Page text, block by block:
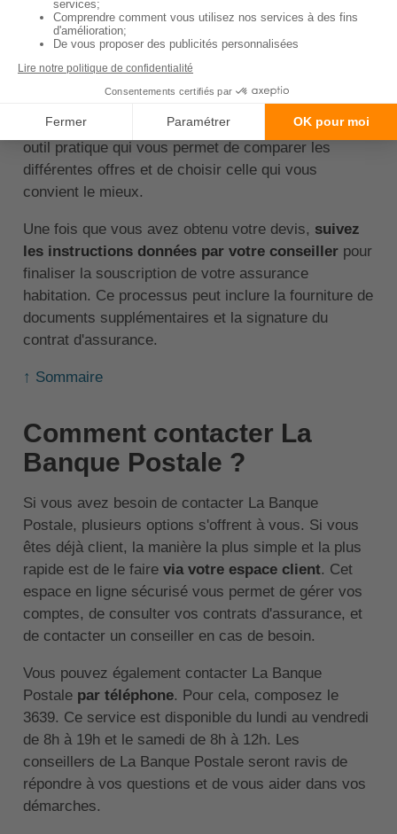
en visitant le site internet de La Banque Postale.
réaliser un devis en ligne
votre assurance habitation en fonction de votre
situation et de vos besoins. Le devis en ligne est un
outil pratique qui vous permet de comparer les
différentes offres et de choisir celle qui vous
convient le mieux.
Une fois que vous avez obtenu votre devis, suivez
les instructions données par votre conseillerpour
finaliser la souscription de votre assurance
habitation. Ce processus peut inclure la fourniture de
documents supplémentaires et la signature du
contrat d'assurance.
↑ Sommaire
Comment contacter La
Banque Postale ?
Si vous avez besoin de contacter La Banque
Postale, plusieurs options s'offrent à vous. Si vous
êtes déjà client, la manière la plus simple et la plus
rapide est de le faire via votre espace client. Cet
espace en ligne sécurisé vous permet de gérer vos
comptes, de consulter vos contrats d'assurance, et
de contacter un conseiller en cas de besoin.
Vous pouvez également contacter La Banque
Postale par téléphone. Pour cela, composez le
3639. Ce service est disponible du lundi au vendredi
de 8h à 19h et le samedi de 8h à 12h. Les
conseillers de La Banque Postale seront ravis de
répondre à vos questions et de vous aider dans vos
démarches.